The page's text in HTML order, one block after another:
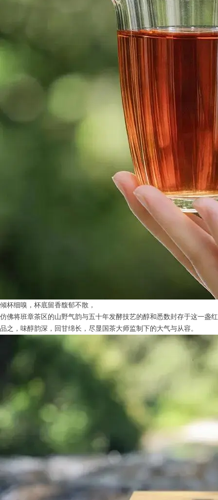
倾杯细嗅，杯底留香馥郁不散，
仿佛将班章茶区的山野气韵与五十年发酵技艺的醇和悉数封存于这一盏
品之，味醇韵深，回甘绵长，尽显国茶大师监制下的大气与从容。